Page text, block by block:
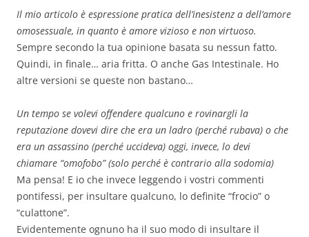
Il mio articolo è espressione pratica dell’inesistenz a dell’amore
omosessuale, in quanto è amore vizioso e non virtuoso.
Sempre secondo la tua opinione basata su nessun fatto.
Quindi, in finale… aria fritta. O anche Gas Intestinale. Ho
altre versioni se queste non bastano…
Un tempo se volevi offendere qualcuno e rovinargli la
reputazione dovevi dire che era un ladro (perché rubava) o che
era un assassino (perché uccideva) oggi, invece, lo devi
chiamare “omofobo” (solo perché è contrario alla sodomia)
Ma pensa! E io che invece leggendo i vostri commenti
pontifessi, per insultare qualcuno, lo definite “frocio” o
“culattone”.
Evidentemente ognuno ha il suo modo di insultare il